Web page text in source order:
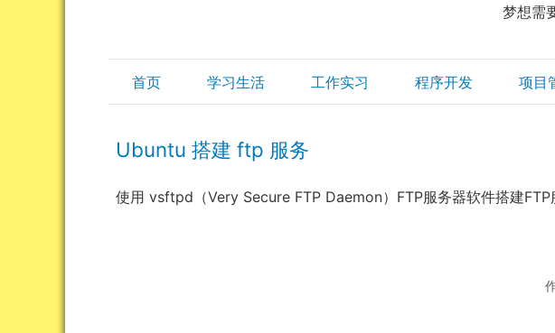
梦想需
首页 学习生活 工作实习 程序开发 项目
Ubuntu 搭建 ftp 服务
使用 vsftpd（Very Secure FTP Daemon）FTP服务器软件搭建FTP